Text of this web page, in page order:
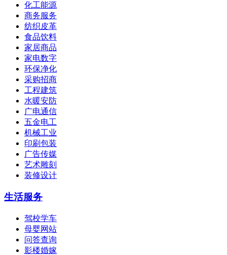
化工能源
商务服务
纺织皮革
食品饮料
家居商品
家电数字
环保净化
采购招商
工程建筑
水暖安防
广电通信
五金电工
机械工业
印刷包装
广告传媒
艺术雕刻
装修设计
生活服务
驾校学车
母婴网站
问答查询
影楼婚嫁